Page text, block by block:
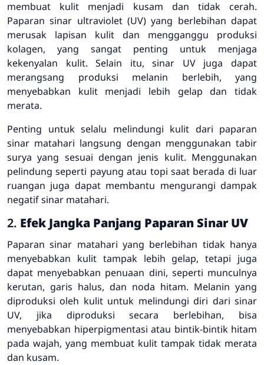
membuat kulit menjadi kusam dan tidak cerah.
Paparan sinar ultraviolet (UV) yang berlebihan dapat
merusak lapisan kulit dan mengganggu produksi
kolagen, yang sangat penting untuk menjaga
kekenyalan kulit. Selain itu, sinar UV juga dapat
merangsang produksi melanin berlebih, yang
menyebabkan kulit menjadi lebih gelap dan tidak
merata.
Penting untuk selalu melindungi kulit dari paparan
sinar matahari langsung dengan menggunakan tabir
surya yang sesuai dengan jenis kulit. Menggunakan
pelindung seperti payung atau topi saat berada di luar
ruangan juga dapat membantu mengurangi dampak
negatif sinar matahari.
2. Efek Jangka Panjang Paparan Sinar UV
Paparan sinar matahari yang berlebihan tidak hanya
menyebabkan kulit tampak lebih gelap, tetapi juga
dapat menyebabkan penuaan dini, seperti munculnya
kerutan, garis halus, dan noda hitam. Melanin yang
diproduksi oleh kulit untuk melindungi diri dari sinar
UV, jika diproduksi secara berlebihan, bisa
menyebabkan hiperpigmentasi atau bintik-bintik hitam
pada wajah, yang membuat kulit tampak tidak merata
dan kusam.